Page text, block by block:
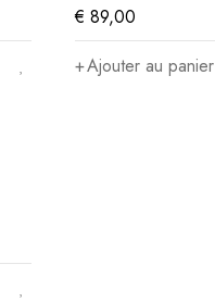
€ 89,00
Ajouter au panier